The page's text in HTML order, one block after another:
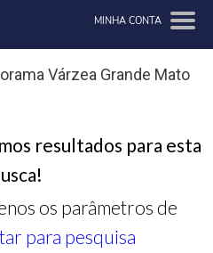
MINHA CONTA
Várzea Grande Mato
resultados para esta
os parâmetros de
para pesquisa